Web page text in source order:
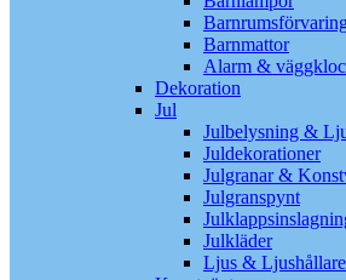
Barnmattor
Alarm &
Dekoration
Jul
Julbelysning &
Juldekorationer
Julgranar &
Julgranspynt
Julkläder
Ljus & Ljushållare